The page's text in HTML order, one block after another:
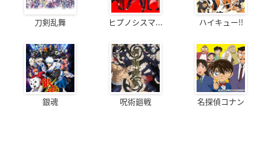
刀剣乱舞 ヒプノシスマ... ハイキュー!!
銀魂 呪術廻戦 名探偵コナン